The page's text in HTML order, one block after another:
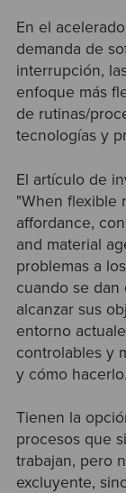
En el
demanda de
interrupción,
enfoque más
de rutinas/
tecnologías y
El artículo de
"When flexible
affordance,
and material
problemas a
cuando se dan
alcanzar sus
entorno
controlables y
y cómo hacerlo.
Tienen la
procesos que
trabajan, pero
excluyente,